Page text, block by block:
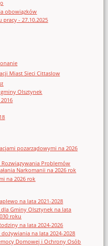
obowiązków
pracy - 27.10.2025
Miast Sieci Cittaslow
Olsztynek
pozarządowymi na 2026
Problemów
Narkomanii na 2026 rok
na 2026 rok
na lata 2021-2028
Gminy Olsztynek na lata
roku
na lata 2024-2026
na lata 2024-2028
Domowej i Ochrony Osób